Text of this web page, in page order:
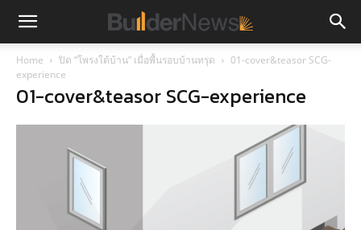
Home ปิด “โพรงใต้บ้าน” เมื่อพื้นรอบบ้านทรุด
01-cover&teasor SCG-
experience
01-cover&teasor SCG-experience